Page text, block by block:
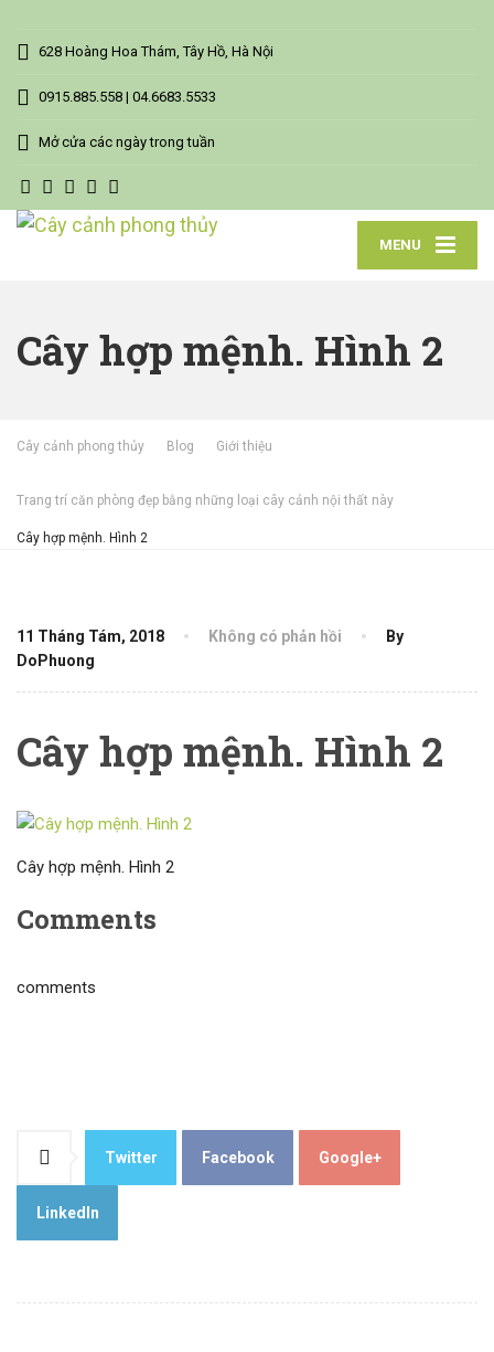
628 Hoàng Hoa Thám, Tây Hồ, Hà Nội
0915.885.558 | 04.6683.5533
Mở cửa các ngày trong tuần
MENU
Cây hợp mệnh. Hình 2
Cây cảnh phong thủy Blog Giới thiệu
Trang trí căn phòng đẹp bằng những loại cây cảnh nội thất này
Cây hợp mệnh. Hình 2
11 Tháng Tám, 2018 Không có phản hồi
By
DoPhuong
Cây hợp mệnh. Hình 2
Cây hợp mệnh. Hình 2
Comments
comments
Twitter Facebook Google+
LinkedIn